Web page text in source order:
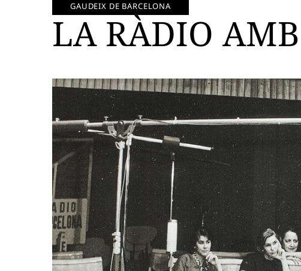
GAUDEIX DE BARCELONA
LA RÀDIO